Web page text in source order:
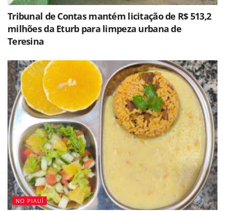
Tribunal de Contas mantém licitação de R$ 513,2
milhões da Eturb para limpeza urbana de
Teresina
NO PIAUÍ